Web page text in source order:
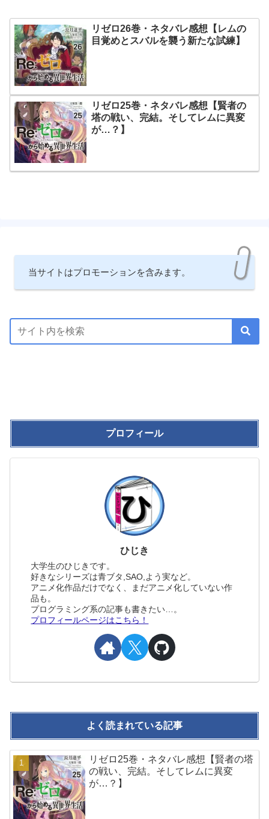
リゼロ26巻・ネタバレ感想【レムの
目覚めとスバルを襲う新たな試練】
リゼロ25巻・ネタバレ感想【賢者の
塔の戦い、完結。そしてレムに異変
が…？】
当サイトはプロモーションを含みます。
プロフィール
ひじき
大学生のひじきです。
好きなシリーズは青ブタ,SAO,よう実など。
アニメ化作品だけでなく、まだアニメ化していない作
品も。
プログラミング系の記事も書きたい…。
プロフィールページはこちら！
よく読まれている記事
リゼロ25巻・ネタバレ感想【賢者の塔
の戦い、完結。そしてレムに異変
が…？】